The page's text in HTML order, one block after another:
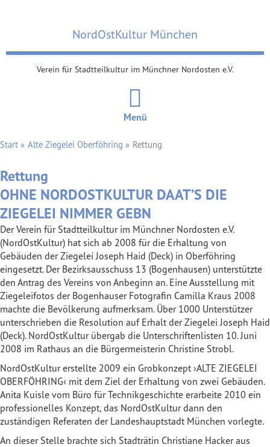
NordOstKultur München
Verein für Stadtteilkultur im Münchner Nordosten e.V.
Menü
Start Alte Ziegelei Oberföhring Rettung
Rettung
OHNE NORDOSTKULTUR DAAT’S DIE
ZIEGELEI NIMMER GEBN
Der Verein für Stadtteilkultur im Münchner Nordosten e.V.
(NordOstKultur) hat sich ab 2008 für die Erhaltung von
Gebäuden der Ziegelei Joseph Haid (Deck) in Oberföhring
eingesetzt. Der Bezirksausschuss 13 (Bogenhausen) unterstützte
den Antrag des Vereins von Anbeginn an. Eine Ausstellung mit
Ziegeleifotos der Bogenhauser Fotografin Camilla Kraus 2008
machte die Bevölkerung aufmerksam. Über 1000 Unterstützer
unterschrieben die Resolution auf Erhalt der Ziegelei Joseph Haid
(Deck). NordOstKultur übergab die Unterschriftenlisten 10. Juni
2008 im Rathaus an die Bürgermeisterin Christine Strobl.
NordOstKultur erstellte 2009 ein Grobkonzept ›ALTE ZIEGELEI
OBERFÖHRING‹ mit dem Ziel der Erhaltung von zwei Gebäuden.
Anita Kuisle vom Büro für Technikgeschichte erarbeite 2010 ein
professionelles Konzept, das NordOstKultur dann den
zuständigen Referaten der Landeshauptstadt München vorlegte.
An dieser Stelle brachte sich Stadträtin Christiane Hacker aus